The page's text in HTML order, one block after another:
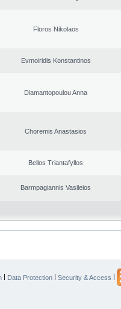
Floros Nikolaos
Evmoiridis Konstantinos
Diamantopoulou Anna
Choremis Anastasios
Bellos Triantafyllos
Barmpagiannis Vasileios
| Data Protection | Security & Access |